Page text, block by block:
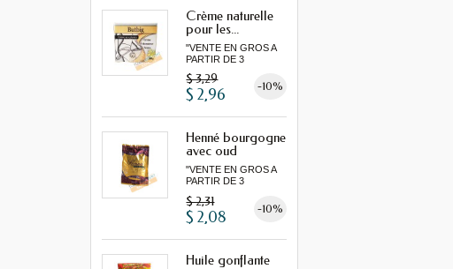
Crème naturelle
pour les...
"VENTE EN GROS A
PARTIR DE 3
$ 3,29 -10%
$ 2,96
Henné bourgogne
avec oud
"VENTE EN GROS A
PARTIR DE 3
$ 2,31 -10%
$ 2,08
Huile gonflante